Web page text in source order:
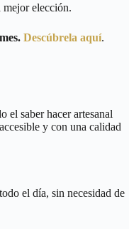
mejor elección.
Descúbrela aquí.
el saber hacer artesanal
y con una calidad
el día, sin necesidad de